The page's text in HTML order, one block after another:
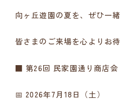
向ヶ丘遊園の夏を、ぜひ一
皆さまのご来場を心よりお待
■ 第26回 民家園通り商店会
📅 2026年7月18日（土）